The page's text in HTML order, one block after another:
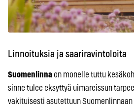
Linnoituksia ja saariravintoloita
Suomenlinna on monelle tuttu
sinne tulee eksyttyä uimareissun
vakituisesti asutettuun Suomenlinnaan